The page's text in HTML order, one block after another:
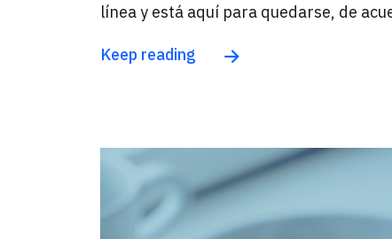
línea y está aquí para quedarse, de
Keep reading